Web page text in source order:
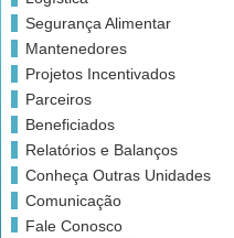
Segurança Alimentar
Mantenedores
Projetos Incentivados
Parceiros
Beneficiados
Relatórios e Balanços
Conheça Outras Unidades
Comunicação
Fale Conosco